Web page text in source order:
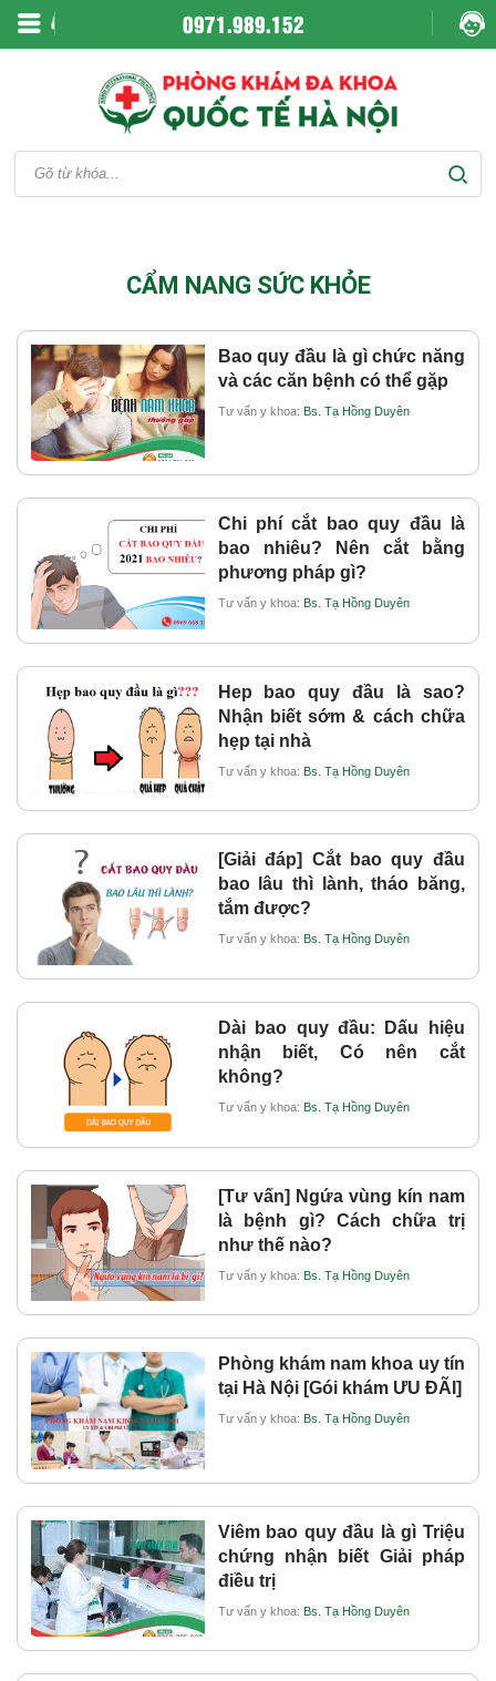
0971.989.152
CẨM NANG SỨC KHỎE
Bao quy đầu là gì chức năng
và các căn bệnh có thể gặp
Tư vấn y khoa: Bs. Tạ Hồng Duyên
Chi phí cắt bao quy đầu là
bao nhiêu? Nên cắt bằng
phương pháp gì?
Tư vấn y khoa: Bs. Tạ Hồng Duyên
Hep bao quy đầu là sao?
Nhận biết sớm & cách chữa
hẹp tại nhà
Tư vấn y khoa: Bs. Tạ Hồng Duyên
[Giải đáp] Cắt bao quy đầu
bao lâu thì lành, tháo băng,
tắm được?
Tư vấn y khoa: Bs. Tạ Hồng Duyên
Dài bao quy đầu: Dấu hiệu
nhận biết, Có nên cắt
không?
Tư vấn y khoa: Bs. Tạ Hồng Duyên
[Tư vấn] Ngứa vùng kín nam
là bệnh gì? Cách chữa trị
như thế nào?
Tư vấn y khoa: Bs. Tạ Hồng Duyên
Phòng khám nam khoa uy tín
tại Hà Nội [Gói khám ƯU ĐÃI]
Tư vấn y khoa: Bs. Tạ Hồng Duyên
Viêm bao quy đầu là gì Triệu
chứng nhận biết Giải pháp
điều trị
Tư vấn y khoa: Bs. Tạ Hồng Duyên